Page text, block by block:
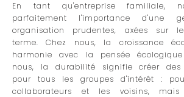
En tant qu'entreprise familiale,
parfaitement l'importance d'une
organisation prudentes, axées sur
terme. Chez nous, la croissance
harmonie avec la pensée
nous, la durabilité signifie créer des
pour tous les groupes d'intérêt :
collaborateurs et les voisins,